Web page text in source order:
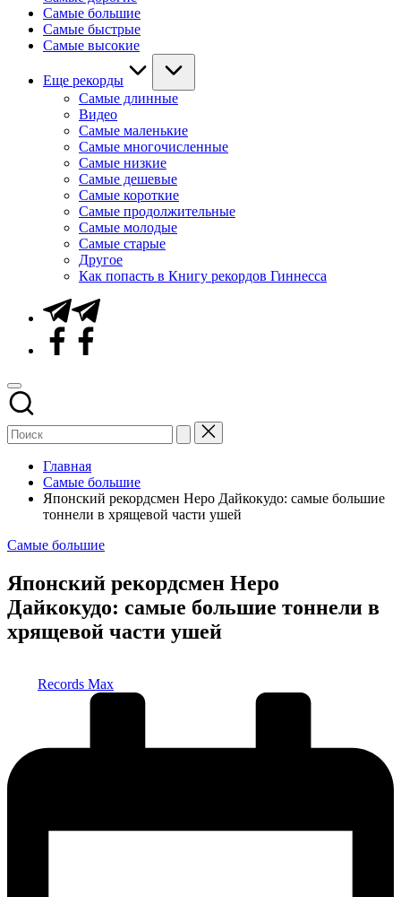
Самые большие
Самые быстрые
Самые высокие
Еще рекорды
Самые длинные
Видео
Самые маленькие
Самые многочисленные
Самые низкие
Самые дешевые
Самые короткие
Самые продолжительные
Самые молодые
Самые старые
Другое
Как попасть в Книгу рекордов Гиннесса
Telegram
Facebook
Главная
Самые большие
Японский рекордсмен Неро Дайкокудо: самые большие
тоннели в хрящевой части ушей
Опубликовано
Самые большие
Японский рекордсмен Неро
Дайкокудо: самые большие тоннели в
хрящевой части ушей
Records Max